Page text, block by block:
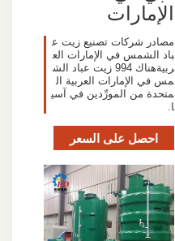
الإمارات
مصادر شركات تصنيع زيت ع
باد الشمس في الإمارات الع
ربيةهناك 994 زيت عباد الش
مس في الإمارات العربية ال
متحدة من المورِّدين في آسي
ا.
احصل على السعر